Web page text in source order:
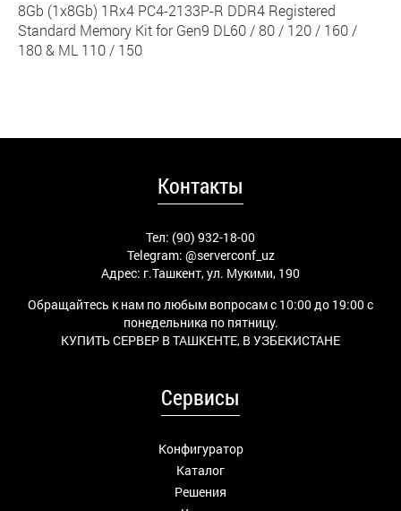
8Gb (1x8Gb) 1Rx4 PC4-2133P-R DDR4 Registered
Standard Memory Kit for Gen9 DL60 / 80 / 120 / 160 /
180 & ML 110 / 150
Контакты
Тел: (90) 932-18-00
Telegram: @serverconf_uz
Адрес: г.Ташкент, ул. Мукими, 190
Обращайтесь к нам по любым вопросам с 10:00 до 19:00 с
понедельника по пятницу.
КУПИТЬ СЕРВЕР В ТАШКЕНТЕ, В УЗБЕКИСТАНЕ
Сервисы
Конфигуратор
Каталог
Решения